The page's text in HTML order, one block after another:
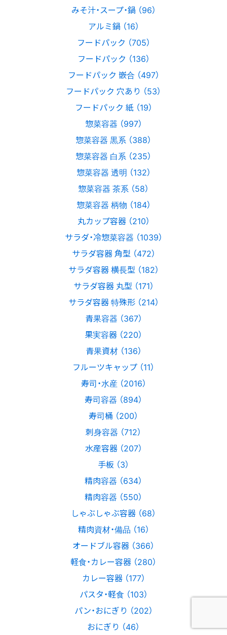
みそ汁・スープ・鍋 （96）
アルミ鍋 （16）
フードパック （705）
フードパック （136）
フードパック 嵌合 （497）
フードパック 穴あり （53）
フードパック 紙 （19）
惣菜容器 （997）
惣菜容器 黒系 （388）
惣菜容器 白系 （235）
惣菜容器 透明 （132）
惣菜容器 茶系 （58）
惣菜容器 柄物 （184）
丸カップ容器 （210）
サラダ・冷惣菜容器 （1039）
サラダ容器 角型 （472）
サラダ容器 横長型 （182）
サラダ容器 丸型 （171）
サラダ容器 特殊形 （214）
青果容器 （367）
果実容器 （220）
青果資材 （136）
フルーツキャップ （11）
寿司・水産 （2016）
寿司容器 （894）
寿司桶 （200）
刺身容器 （712）
水産容器 （207）
手板 （3）
精肉容器 （634）
精肉容器 （550）
しゃぶしゃぶ容器 （68）
精肉資材・備品 （16）
オードブル容器 （366）
軽食・カレー容器 （280）
カレー容器 （177）
パスタ・軽食 （103）
パン・おにぎり （202）
おにぎり （46）